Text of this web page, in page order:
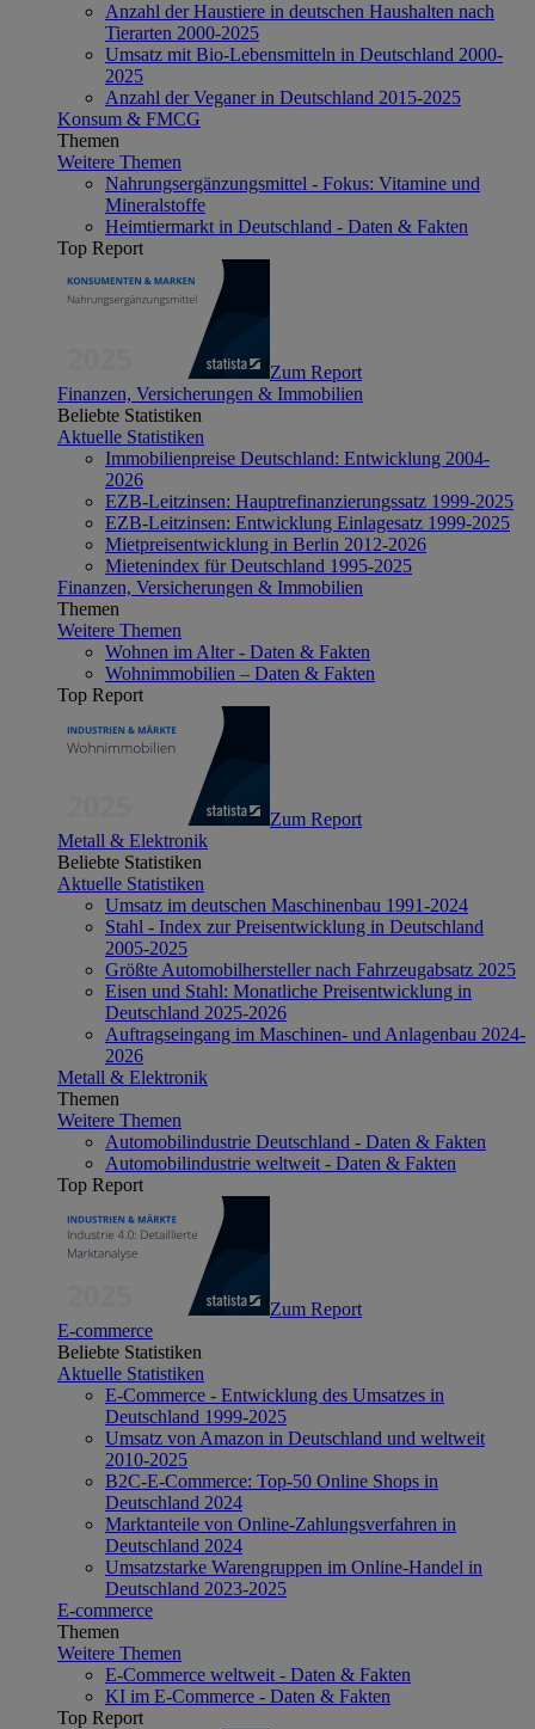
Anzahl der Haustiere in deutschen Haushalten nach
Tierarten 2000-2025
Umsatz mit Bio-Lebensmitteln in Deutschland 2000-
2025
Anzahl der Veganer in Deutschland 2015-2025
Konsum & FMCG
Themen
Weitere Themen
Nahrungsergänzungsmittel - Fokus: Vitamine und
Mineralstoffe
Heimtiermarkt in Deutschland - Daten & Fakten
Top Report
Zum Report
Finanzen, Versicherungen & Immobilien
Beliebte Statistiken
Aktuelle Statistiken
Immobilienpreise Deutschland: Entwicklung 2004-
2026
EZB-Leitzinsen: Hauptrefinanzierungssatz 1999-2025
EZB-Leitzinsen: Entwicklung Einlagesatz 1999-2025
Mietpreisentwicklung in Berlin 2012-2026
Mietenindex für Deutschland 1995-2025
Finanzen, Versicherungen & Immobilien
Themen
Weitere Themen
Wohnen im Alter - Daten & Fakten
Wohnimmobilien – Daten & Fakten
Top Report
Zum Report
Metall & Elektronik
Beliebte Statistiken
Aktuelle Statistiken
Umsatz im deutschen Maschinenbau 1991-2024
Stahl - Index zur Preisentwicklung in Deutschland
2005-2025
Größte Automobilhersteller nach Fahrzeugabsatz 2025
Eisen und Stahl: Monatliche Preisentwicklung in
Deutschland 2025-2026
Auftragseingang im Maschinen- und Anlagenbau 2024-
2026
Metall & Elektronik
Themen
Weitere Themen
Automobilindustrie Deutschland - Daten & Fakten
Automobilindustrie weltweit - Daten & Fakten
Top Report
Zum Report
E-commerce
Beliebte Statistiken
Aktuelle Statistiken
E-Commerce - Entwicklung des Umsatzes in
Deutschland 1999-2025
Umsatz von Amazon in Deutschland und weltweit
2010-2025
B2C-E-Commerce: Top-50 Online Shops in
Deutschland 2024
Marktanteile von Online-Zahlungsverfahren in
Deutschland 2024
Umsatzstarke Warengruppen im Online-Handel in
Deutschland 2023-2025
E-commerce
Themen
Weitere Themen
E-Commerce weltweit - Daten & Fakten
KI im E-Commerce - Daten & Fakten
Top Report